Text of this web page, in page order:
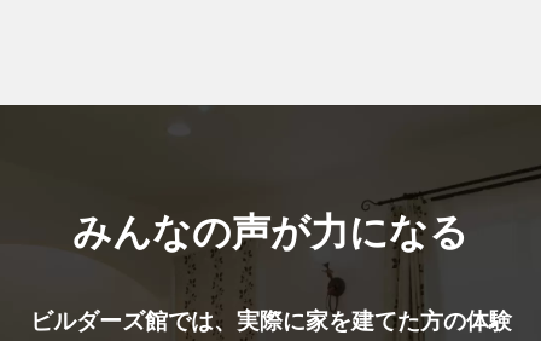
みんなの声が力になる
ビルダーズ館では、実際に家を建てた⽅の体験